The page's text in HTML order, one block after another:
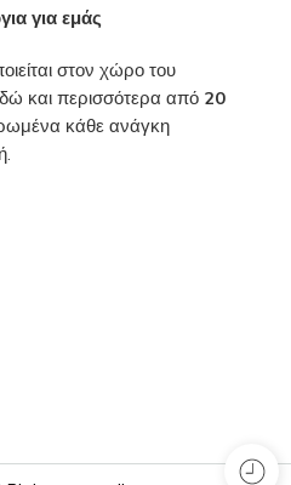
για εμάς
στον χώρο του
και περισσότερα από 20
κάθε ανάγκη